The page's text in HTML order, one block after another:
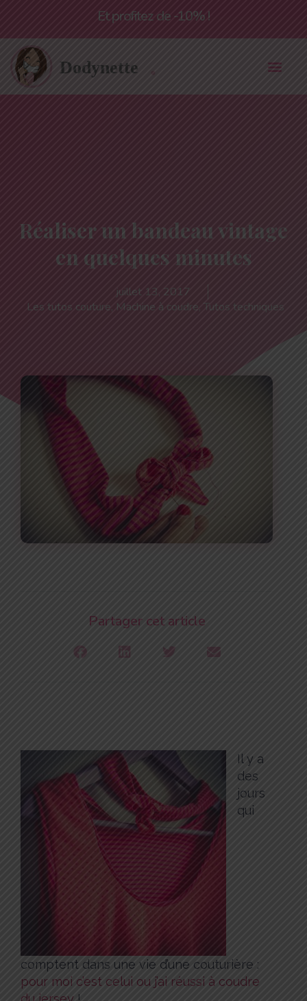
Livraison offerte à partir de 55€*
Réaliser un bandeau vintage
en quelques minutes
juillet 13, 2017
Les tutos couture Machine à coudre Tutos techniques
Partager cet article
Il y a
des
jours
qui
comptent dans une vie d’une couturière :
pour moi c’est celui ou j’ai réussi à coudre